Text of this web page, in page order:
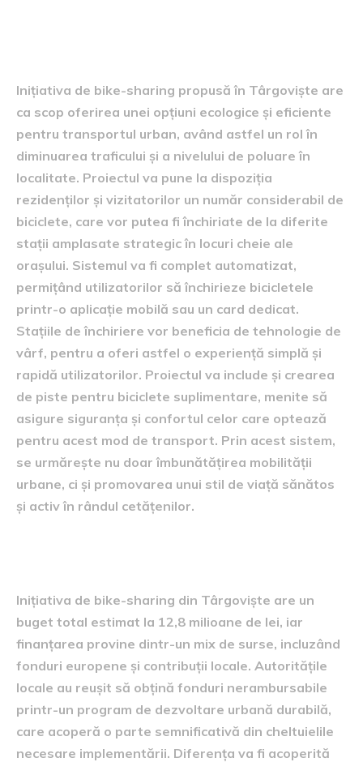
Inițiativa de bike-sharing propusă în Târgoviște are
ca scop oferirea unei opțiuni ecologice și eficiente
pentru transportul urban, având astfel un rol în
diminuarea traficului și a nivelului de poluare în
localitate. Proiectul va pune la dispoziția
rezidenților și vizitatorilor un număr considerabil de
biciclete, care vor putea fi închiriate de la diferite
stații amplasate strategic în locuri cheie ale
orașului. Sistemul va fi complet automatizat,
permițând utilizatorilor să închirieze bicicletele
printr-o aplicație mobilă sau un card dedicat.
Stațiile de închiriere vor beneficia de tehnologie de
vârf, pentru a oferi astfel o experiență simplă și
rapidă utilizatorilor. Proiectul va include și crearea
de piste pentru biciclete suplimentare, menite să
asigure siguranța și confortul celor care optează
pentru acest mod de transport. Prin acest sistem,
se urmărește nu doar îmbunătățirea mobilității
urbane, ci și promovarea unui stil de viață sănătos
și activ în rândul cetățenilor.
Inițiativa de bike-sharing din Târgoviște are un
buget total estimat la 12,8 milioane de lei, iar
finanțarea provine dintr-un mix de surse, incluzând
fonduri europene și contribuții locale. Autoritățile
locale au reușit să obțină fonduri nerambursabile
printr-un program de dezvoltare urbană durabilă,
care acoperă o parte semnificativă din cheltuielile
necesare implementării. Diferența va fi acoperită